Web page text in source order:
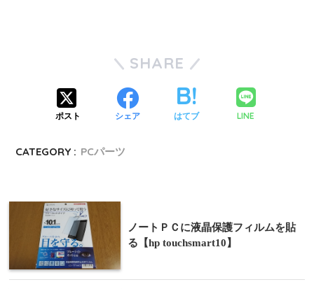
SHARE
ポスト シェア はてブ LINE
CATEGORY : PCパーツ
ノートＰＣに液晶保護フィルムを貼
る【hp touchsmart10】